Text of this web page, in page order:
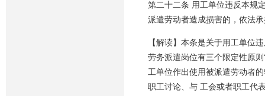
第二十二条 用工单位违反本规
派遣劳动者造成损害的，依法
【解读】本条是关于用工单位
劳务派遣岗位有三个限定性原
工单位作出使用被派遣劳动者
职工讨论、与 工会或者职工代